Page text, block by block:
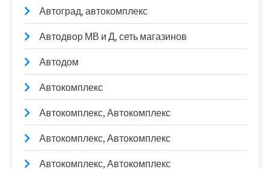
Автоград, автокомплекс
Автодвор МВ и Д, сеть магазинов
Автодом
Автокомплекс
Автокомплекс, Автокомплекс
Автокомплекс, Автокомплекс
Автокомплекс, Автокомплекс